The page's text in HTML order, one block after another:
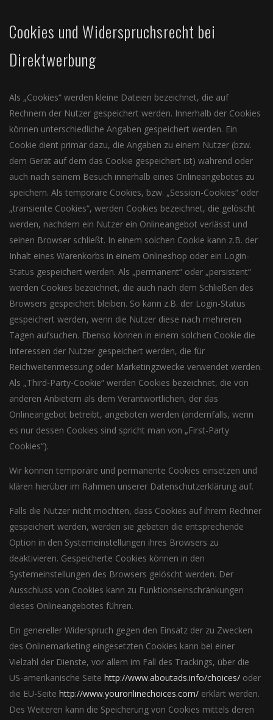
Cookies und Widerspruchsrecht bei
Direktwerbung
Als „Cookies“ werden kleine Dateien bezeichnet, die auf
Rechnern der Nutzer gespeichert werden. Innerhalb der Cookies
können unterschiedliche Angaben gespeichert werden. Ein
Cookie dient primär dazu, die Angaben zu einem Nutzer (bzw.
dem Gerät auf dem das Cookie gespeichert ist) während oder
auch nach seinem Besuch innerhalb eines Onlineangebotes zu
speichern. Als temporäre Cookies, bzw. „Session-Cookies“ oder
„transiente Cookies“, werden Cookies bezeichnet, die gelöscht
werden, nachdem ein Nutzer ein Onlineangebot verlässt und
seinen Browser schließt. In einem solchen Cookie kann z.B. der
Inhalt eines Warenkorbs in einem Onlineshop oder ein Login-
Status gespeichert werden. Als „permanent“ oder „persistent“
werden Cookies bezeichnet, die auch nach dem Schließen des
Browsers gespeichert bleiben. So kann z.B. der Login-Status
gespeichert werden, wenn die Nutzer diese nach mehreren
Tagen aufsuchen. Ebenso können in einem solchen Cookie die
Interessen der Nutzer gespeichert werden, die für
Reichweitenmessung oder Marketingzwecke verwendet werden.
Als „Third-Party-Cookie“ werden Cookies bezeichnet, die von
anderen Anbietern als dem Verantwortlichen, der das
Onlineangebot betreibt, angeboten werden (andernfalls, wenn
es nur dessen Cookies sind spricht man von „First-Party
Cookies“).
Wir können temporäre und permanente Cookies einsetzen und
klären hierüber im Rahmen unserer Datenschutzerklärung auf.
Falls die Nutzer nicht möchten, dass Cookies auf ihrem Rechner
gespeichert werden, werden sie gebeten die entsprechende
Option in den Systemeinstellungen ihres Browsers zu
deaktivieren. Gespeicherte Cookies können in den
Systemeinstellungen des Browsers gelöscht werden. Der
Ausschluss von Cookies kann zu Funktionseinschränkungen
dieses Onlineangebotes führen.
Ein genereller Widerspruch gegen den Einsatz der zu Zwecken
des Onlinemarketing eingesetzten Cookies kann bei einer
Vielzahl der Dienste, vor allem im Fall des Trackings, über die
US-amerikanische Seite http://www.aboutads.info/choices/ oder
die EU-Seite http://www.youronlinechoices.com/ erklärt werden.
Des Weiteren kann die Speicherung von Cookies mittels deren